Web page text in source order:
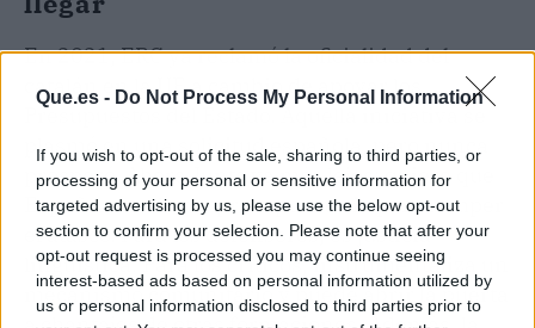
Que.es - Do Not Process My Personal Information
If you wish to opt-out of the sale, sharing to third parties, or
processing of your personal or sensitive information for
targeted advertising by us, please use the below opt-out
section to confirm your selection. Please note that after your
opt-out request is processed you may continue seeing
interest-based ads based on personal information utilized by
us or personal information disclosed to third parties prior to
En 2021, ERC ya reclamó la oficialidad del
catalán en la UE a cambio de apoyar los
Presupuestos del Estado. Aquella iniciativa se
plasmó en una solicitud española, pero nunca
prosperó. Ahora Junts va más lejos: quiere que
España use el voto presupuestario para romper
el atasco. Para los defensores, es justicia
lingüística. Para los críticos, instrumentaliza un
mecanismo comunitario y puede abrir la puerta